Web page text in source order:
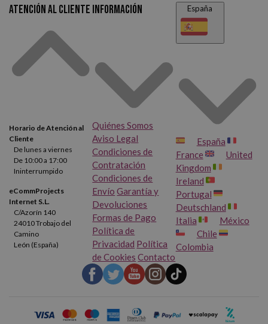
Atención al cliente
Horario de Atención al
Cliente
De lunes a viernes
De 10:00 a 17:00
Ininterrumpido
eCommProjects
Internet S.L.
C/Azorín 140
24010 Trobajo del
Camino
León (España)
Información
Quiénes Somos
Aviso Legal
Condiciones de
Contratación
Condiciones de
Envío Garantía y
Devoluciones
Formas de Pago
Política de
Privacidad Política
de Cookies Contacto
España
España
France
United
Kingdom
Ireland
Portugal
Deutschland
Italia
México
Chile
Colombia